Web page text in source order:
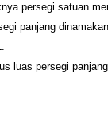
persegi satuan
panjang
luas persegi